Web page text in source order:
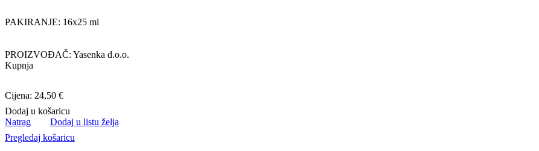
PAKIRANJE: 16x25 ml
PROIZVOĐAČ: Yasenka d.o.o.
Kupnja
Cijena: 24,50 €
Dodaj u košaricu
Natrag
Dodaj u listu želja
Pregledaj košaricu